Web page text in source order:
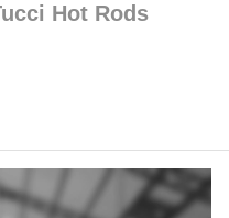
Hot Rods